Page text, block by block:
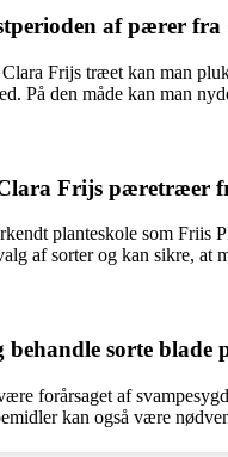
af pærer
Frijs træet kan man
På den måde kan man
Frijs pæretræer
planteskole som Friis
af sorter og kan sikre, at
sorte
forårsaget af
kan også være